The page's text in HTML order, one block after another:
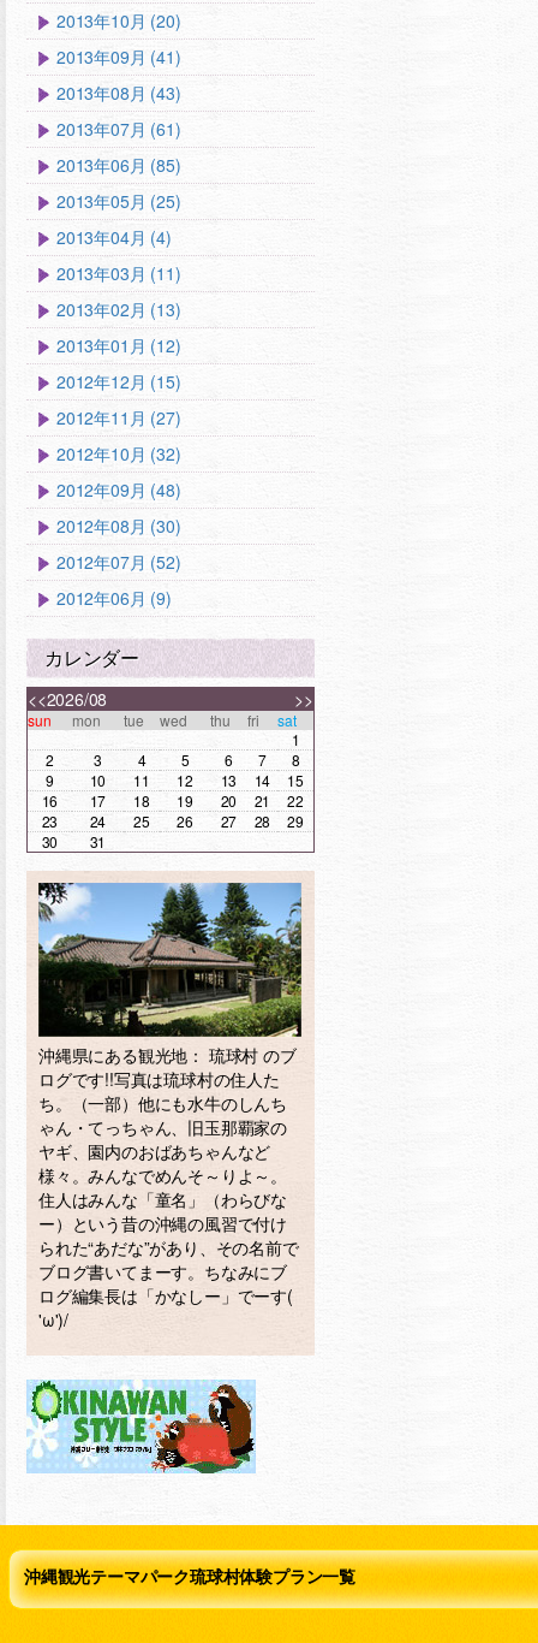
2013年10月 (20)
2013年09月 (41)
2013年08月 (43)
2013年07月 (61)
2013年06月 (85)
2013年05月 (25)
2013年04月 (4)
2013年03月 (11)
2013年02月 (13)
2013年01月 (12)
2012年12月 (15)
2012年11月 (27)
2012年10月 (32)
2012年09月 (48)
2012年08月 (30)
2012年07月 (52)
2012年06月 (9)
カレンダー
<< >>
2026/08
sun mon tue wed thu fri
sat
1
2
3 4 5 6 7
8
9
10 11 12 13 14
15
16
17 18 19 20 21
22
23
24 25 26 27 28
29
30
31
沖縄県にある観光地： 琉球村 のブ
ログです!!写真は琉球村の住人た
ち。（一部）他にも水牛のしんち
ゃん・てっちゃん、旧玉那覇家の
ヤギ、園内のおばあちゃんなど
様々。みんなでめんそ～りよ～。
住人はみんな「童名」（わらびな
ー）という昔の沖縄の風習で付け
られた“あだな”があり、その名前で
ブログ書いてまーす。ちなみにブ
ログ編集長は「かなしー」でーす(
'ω')/
沖縄観光テーマパーク琉球村体験プラン一覧